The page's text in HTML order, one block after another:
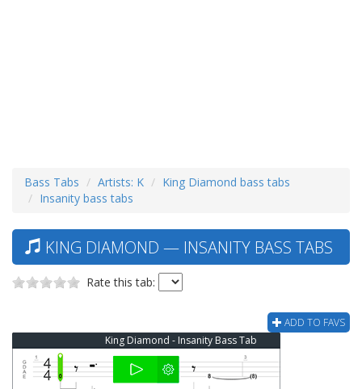
Bass Tabs Artists: K
King Diamond bass tabs
Insanity bass tabs
KING DIAMOND — INSANITY BASS TABS
Rate this tab:
ADD TO FAVS
King Diamond - Insanity Bass Tab